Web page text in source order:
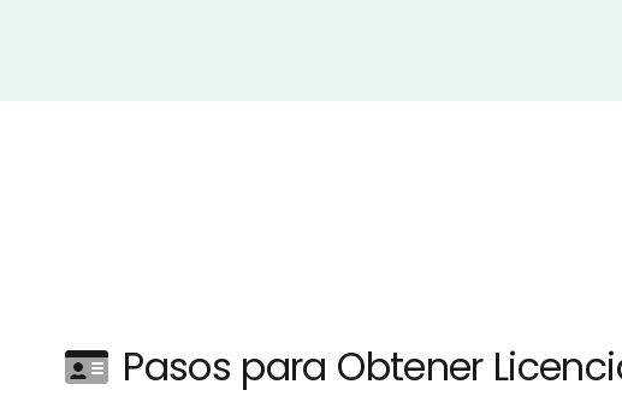
Pasos para Obtener